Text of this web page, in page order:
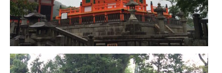
– Hanoi
– Hué & Hoi An
– Quy Nhon
BONNES ADRESSES